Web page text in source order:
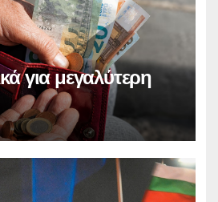
για μεγαλύτερη